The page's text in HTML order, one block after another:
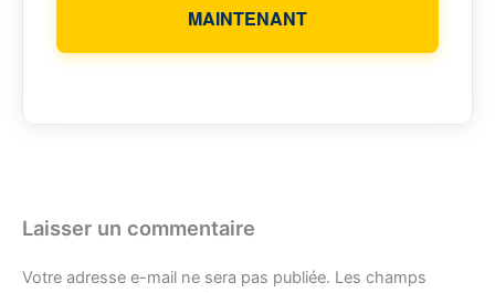
MAINTENANT
Laisser un commentaire
Votre adresse e-mail ne sera pas publiée. Les champs